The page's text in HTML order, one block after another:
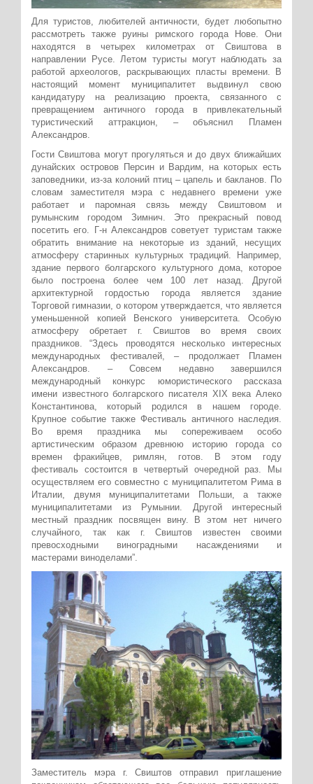
Для туристов, любителей античности, будет любопытно
рассмотреть также руины римского города Нове. Они
находятся в четырех километрах от Свиштова в
направлении Русе. Летом туристы могут наблюдать за
работой археологов, раскрывающих пласты времени. В
настоящий момент муниципалитет выдвинул свою
кандидатуру на реализацию проекта, связанного с
превращением античного города в привлекательный
туристический аттракцион, – объяснил Пламен
Александров.
Гости Свиштова могут прогуляться и до двух ближайших
дунайских островов Персин и Вардим, на которых есть
заповедники, из-за колоний птиц – цапель и бакланов. По
словам заместителя мэра с недавнего времени уже
работает и паромная связь между Свиштовом и
румынским городом Зимнич. Это прекрасный повод
посетить его. Г-н Александров советует туристам также
обратить внимание на некоторые из зданий, несущих
атмосферу старинных культурных традиций. Например,
здание первого болгарского культурного дома, которое
было построена более чем 100 лет назад. Другой
архитектурной гордостью города является здание
Торговой гимназии, о котором утверждается, что является
уменьшенной копией Венского университета. Особую
атмосферу обретает г. Свиштов во время своих
праздников. “Здесь проводятся несколько интересных
международных фестивалей, ‒ продолжает Пламен
Александров. ‒ Совсем недавно завершился
международный конкурс юмористического рассказа
имени известного болгарского писателя ХІХ века Алеко
Константинова, который родился в нашем городе.
Крупное событие также Фестиваль античного наследия.
Во время праздника мы сопереживаем особо
артистическим образом древнюю историю города со
времен фракийцев, римлян, готов. В этом году
фестиваль состоится в четвертый очередной раз. Мы
осуществляем его совместно с муниципалитетом Рима в
Италии, двумя муниципалитетами Польши, а также
муниципалитетами из Румынии. Другой интересный
местный праздник посвящен вину. В этом нет ничего
случайного, так как г. Свиштов известен своими
превосходными виноградными насаждениями и
мастерами виноделами”.
Заместитель мэра г. Свиштов отправил приглашение